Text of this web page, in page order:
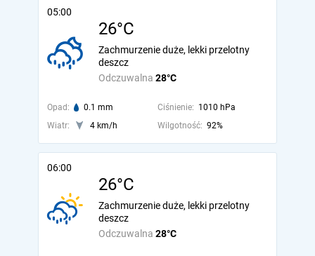
05:00
26°C
Odczuwalna 28°C
Zachmurzenie duże, lekki przelotny
deszcz
Opad: 0.1 mm Ciśnienie: 1010 hPa
Wiatr:
4 km/h Wilgotność: 92%
06:00
26°C
Odczuwalna 28°C
Zachmurzenie duże, lekki przelotny
deszcz